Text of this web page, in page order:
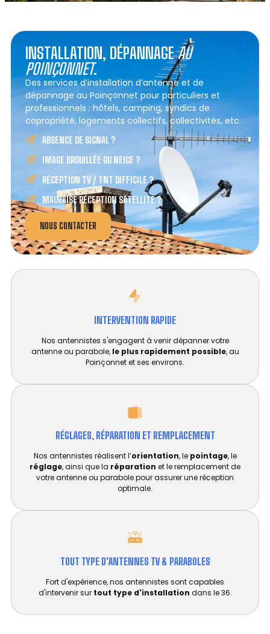
INSTALLATION, DÉPANNAGEAU
POINÇONNET.
Des services d’installation d’antenne et de
dépannage au Poinçonnet pour particuliers et
professionnels : hôtels, camping, syndics de
copropriété, logements collectifs, collectivités, etc.
ABSENCE DE SIGNAL ?
IMAGE BROUILLÉE OU NEIGE ?
RÉCEPTION TV / TNT DIFFICILE ?
MAUVAISE RÉCEPTION SATELLITE ?
NOUS CONTACTER
INTERVENTION RAPIDE
Nos antennistes s'engagent à venir dépanner votre
antenne ou parabole, le plus rapidement possible, au
Poinçonnet et ses environs.
RÉGLAGES, RÉPARATION ET REMPLACEMENT​
Nos antennistes réalisent l’orientation, le pointage, le
réglage, ainsi que la réparation et le remplacement de
votre antenne ou parabole pour assurer une réception
optimale.
TOUT TYPE D'ANTENNES TV & PARABOLES
Fort d'expérience, nos antennistes sont capables
d'intervenir sur tout type d'installation dans le 36.